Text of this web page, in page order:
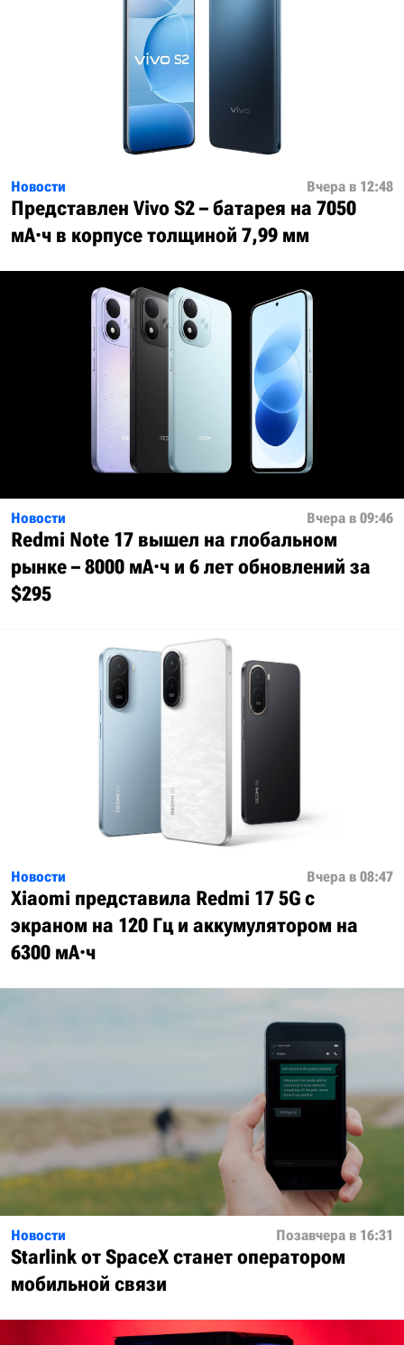
Новости Вчера в 12:48
Представлен Vivo S2 – батарея на 7050
мА·ч в корпусе толщиной 7,99 мм
Новости Вчера в 09:46
Redmi Note 17 вышел на глобальном
рынке – 8000 мА·ч и 6 лет обновлений за
$295
Новости Вчера в 08:47
Xiaomi представила Redmi 17 5G с
экраном на 120 Гц и аккумулятором на
6300 мА·ч
Новости Позавчера в 16:31
Starlink от SpaceX станет оператором
мобильной связи